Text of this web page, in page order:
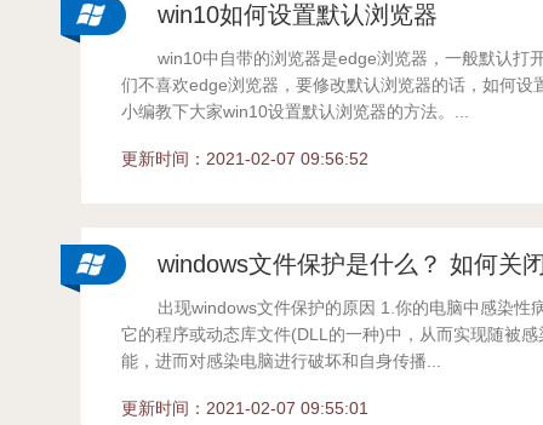
win10如何设置默认浏览器
win10中自带的浏览器是edge浏览器，一般默认打
们不喜欢edge浏览器，要修改默认浏览器的话，如何设
小编教下大家win10设置默认浏览器的方法。...
更新时间：2021-02-07 09:56:52
windows文件保护是什么？ 如何关
护
出现windows文件保护的原因 1.你的电脑中感染性
它的程序或动态库文件(DLL的一种)中，从而实现随被
能，进而对感染电脑进行破坏和自身传播...
更新时间：2021-02-07 09:55:01